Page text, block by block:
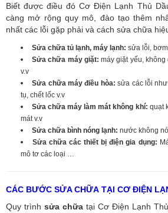
Biết được điều đó Cơ Điện Lạnh Thủ
càng mở rộng quy mô, đào tạo thêm
nhất các lỗi gặp phải và cách sửa chữa
Sửa chữa tủ lạnh, máy lạnh: sửa lỗi,
Sửa chữa máy giặt:máy giặt yếu, không
v.v
Sửa chữa máy điều hòa: sửa các lỗi
tụ, chết lốc v.v
Sửa chữa máy làm mát không khí: quạt
mát v.v
Sửa chữa bình nóng lạnh: nước không
Sửa chữa các thiết bị điện gia dụng:
mô tơ các loại …
CÁC BƯỚC SỬA CHỮA TẠI CƠ ĐIỆN
Quy trình sửa chữa tại Cơ Điện Lạnh